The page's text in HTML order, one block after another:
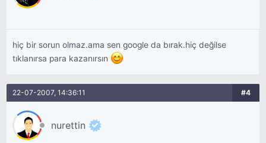
hiç bir sorun olmaz.ama sen google da bırak.hiç değilse
tıklanırsa para kazanırsın
22-07-2007, 14:36:11 #4
nurettin